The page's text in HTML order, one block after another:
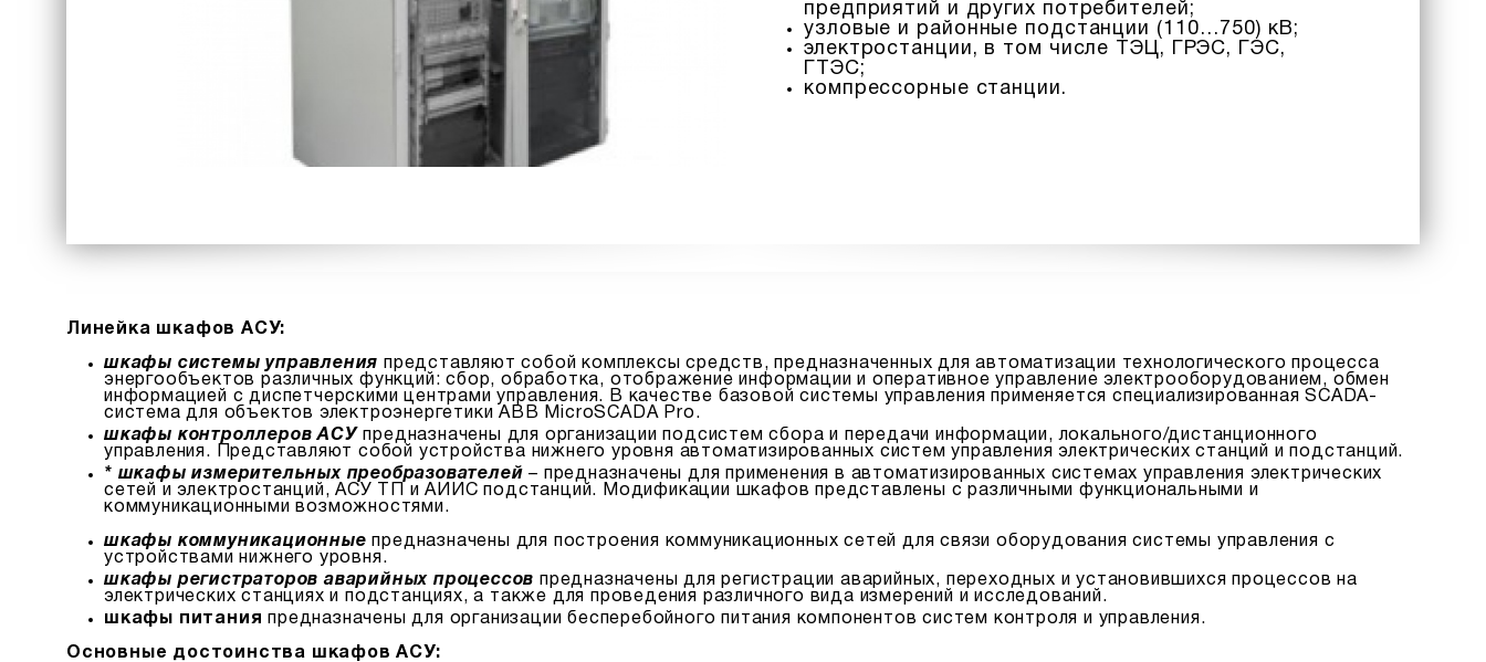
предприятий и других потребителей;
узловые и районные подстанции (110…750) кВ;
электростанции, в том числе ТЭЦ, ГРЭС, ГЭС,
ГТЭС;
компрессорные станции.
Линейка шкафов АСУ:
шкафы системы управления представляют собой комплексы средств, предназначенных для автоматизации технологического процесса
энергообъектов различных функций: сбор, обработка, отображение информации и оперативное управление электрооборудованием, обмен
информацией с диспетчерскими центрами управления. В качестве базовой системы управления применяется специализированная SCADA-
система для объектов электроэнергетики ABB MicroSCADA Pro.
шкафы контроллеров АСУ предназначены для организации подсистем сбора и передачи информации, локального/дистанционного
управления. Представляют собой устройства нижнего уровня автоматизированных систем управления электрических станций и подстанций.
* шкафы измерительных преобразователей – предназначены для применения в автоматизированных системах управления электрических
сетей и электростанций, АСУ ТП и АИИС подстанций. Модификации шкафов представлены с различными функциональными и
коммуникационными возможностями.
шкафы коммуникационные предназначены для построения коммуникационных сетей для связи оборудования системы управления с
устройствами нижнего уровня.
шкафы регистраторов аварийных процессов предназначены для регистрации аварийных, переходных и установившихся процессов на
электрических станциях и подстанциях, а также для проведения различного вида измерений и исследований.
шкафы питания предназначены для организации бесперебойного питания компонентов систем контроля и управления.
Основные достоинства шкафов АСУ: